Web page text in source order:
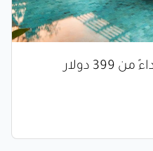
ثلاث ليالٍ. أربع وجهات. ابتداءً من 399 دولار